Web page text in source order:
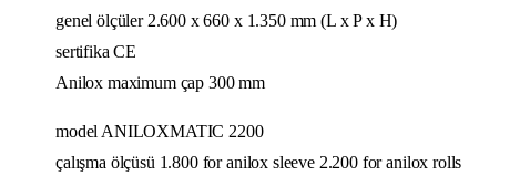
genel ölçüler 2.600 x 660 x 1.350 mm (L x P x H)
sertifika CE
Anilox maximum çap 300 mm
model ANILOXMATIC 2200
çalışma ölçüsü 1.800 for anilox sleeve 2.200 for anilox rolls